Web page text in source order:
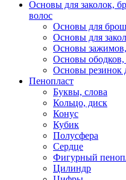
Основы для заколок,
волос
Основы для
Основы для
Основы
Основы ободков,
Основы резинок
Пенопласт
Буквы, слова
Кольцо, диск
Конус
Кубик
Полусфера
Сердце
Фигурный
Цилиндр